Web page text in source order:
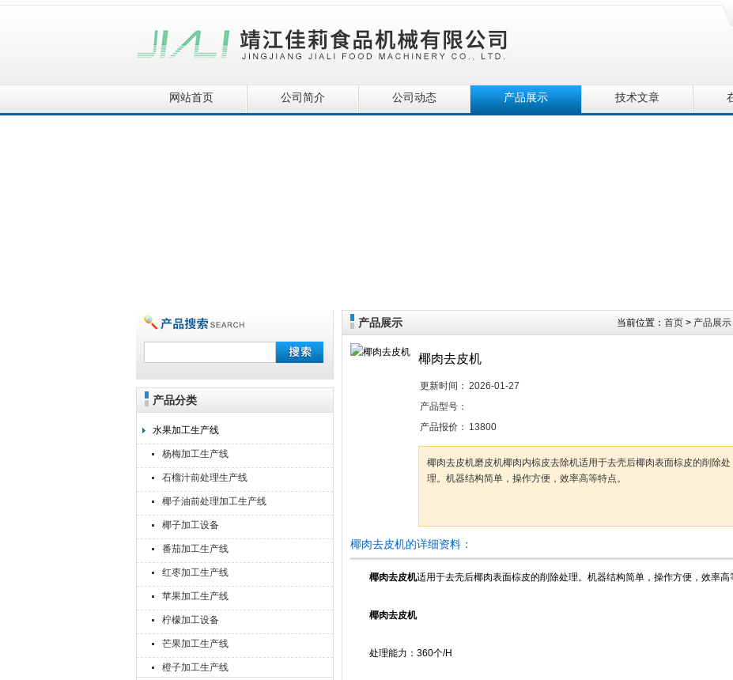
靖江佳莉食品机械有限公司
网站首页 公司简介 公司动态 产品展示 技术文章
产品分类
水果加工生产线
杨梅加工生产线
石榴汁前处理生产线
椰子油前处理加工生产线
椰子加工设备
番茄加工生产线
红枣加工生产线
苹果加工生产线
柠檬加工设备
芒果加工生产线
橙子加工生产线
产品展示 当前位置： 首页 > 产品展示
椰肉去皮机
更新时间： 2026-01-27
产品型号：
产品报价： 13800
椰肉去皮机磨皮机椰肉内棕皮去除机适用于去壳后椰肉表面棕皮的削除处
理。机器结构简单，操作方便，效率高等特点。
椰肉去皮机的详细资料：
椰肉去皮机适用于去壳后椰肉表面棕皮的削除处理。机器结构简单，操作方便，效率高
椰肉去皮机
处理能力：360个/H